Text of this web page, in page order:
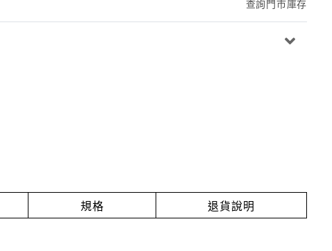
查詢門市庫存
規格 退貨說明